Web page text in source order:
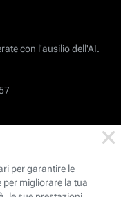
con l'ausilio dell'AI.